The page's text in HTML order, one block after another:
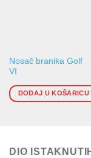
Nosač branika Golf
VI
DODAJ U KOŠARICU
DIO